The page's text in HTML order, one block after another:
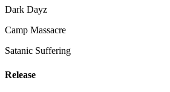
Dark Dayz
Camp Massacre
Satanic Suffering
Release